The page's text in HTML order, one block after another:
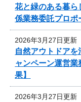
花と緑のある暮ら
係業務委託プロポ
2026年3月27日更新
自然アウトドア
ャンペーン運営
果】
2026年3月27日更新